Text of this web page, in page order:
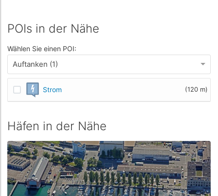
POIs in der Nähe
Wählen Sie einen POI:
Auftanken (1)
Strom (120 m)
Häfen in der Nähe